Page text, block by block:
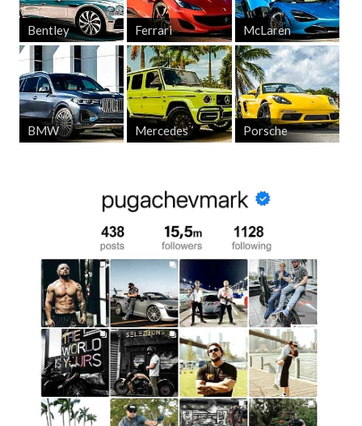
Bentley Ferrari McLaren
BMW Mercedes Porsche